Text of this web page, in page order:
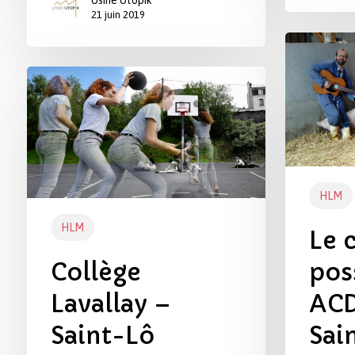
21 juin 2019
Le
champs
des
possibles
avec
ACDS,
Lycée
HLM
Le
Collège
Lavallay
–
Saint-
Lô
HLM
Collège
Lavallay –
Saint-Lô